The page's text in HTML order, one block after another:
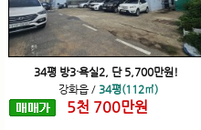
34평 방3·욕실2, 단 5,700만원!
강화읍 / 34평(112㎡)
5천 700만원